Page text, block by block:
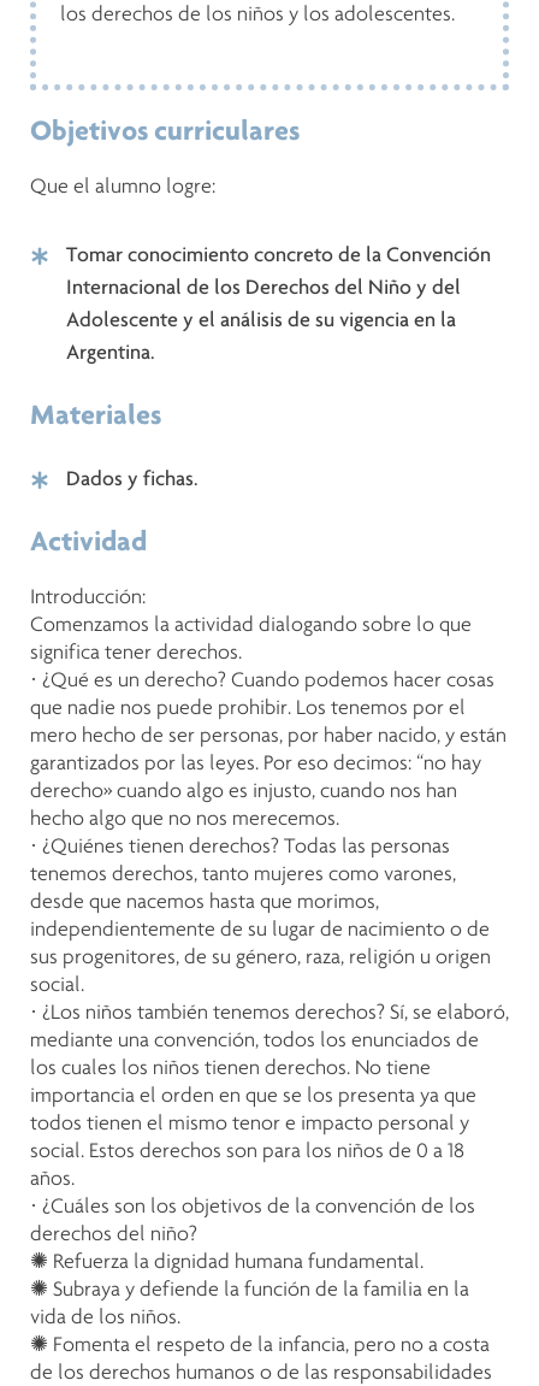
los derechos de los niños y los adolescentes.
Objetivos curriculares
Que el alumno logre:
Tomar conocimiento concreto de la Convención
Internacional de los Derechos del Niño y del
Adolescente y el análisis de su vigencia en la
Argentina.
Materiales
Dados y fichas.
Actividad
Introducción:
Comenzamos la actividad dialogando sobre lo que
significa tener derechos.
· ¿Qué es un derecho? Cuando podemos hacer cosas
que nadie nos puede prohibir. Los tenemos por el
mero hecho de ser personas, por haber nacido, y están
garantizados por las leyes. Por eso decimos: “no hay
derecho» cuando algo es injusto, cuando nos han
hecho algo que no nos merecemos.
· ¿Quiénes tienen derechos? Todas las personas
tenemos derechos, tanto mujeres como varones,
desde que nacemos hasta que morimos,
independientemente de su lugar de nacimiento o de
sus progenitores, de su género, raza, religión u origen
social.
· ¿Los niños también tenemos derechos? Sí, se elaboró,
mediante una convención, todos los enunciados de
los cuales los niños tienen derechos. No tiene
importancia el orden en que se los presenta ya que
todos tienen el mismo tenor e impacto personal y
social. Estos derechos son para los niños de 0 a 18
años.
· ¿Cuáles son los objetivos de la convención de los
derechos del niño?
✺ Refuerza la dignidad humana fundamental.
✺ Subraya y defiende la función de la familia en la
vida de los niños.
✺ Fomenta el respeto de la infancia, pero no a costa
de los derechos humanos o de las responsabilidades